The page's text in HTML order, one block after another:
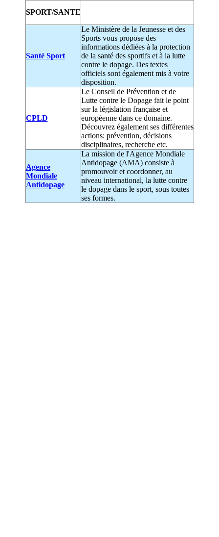
SPORT/SANTE
Santé Sport
Le Ministère de la Jeunesse et des
Sports vous propose des
informations dédiées à la protection
de la santé des sportifs et à la lutte
contre le dopage. Des textes
officiels sont également mis à votre
disposition.
CPLD
Le Conseil de Prévention et de
Lutte contre le Dopage fait le point
sur la législation française et
européenne dans ce domaine.
Découvrez également ses différentes
actions: prévention, décisions
disciplinaires, recherche etc.
Agence
Mondiale
Antidopage
La mission de l'Agence Mondiale
Antidopage (AMA) consiste à
promouvoir et coordonner, au
niveau international, la lutte contre
le dopage dans le sport, sous toutes
ses formes.